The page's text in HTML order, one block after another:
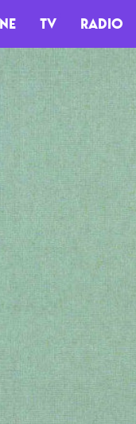
TV RADIO
TV
Clips
Live
Documentaires
Web-séries